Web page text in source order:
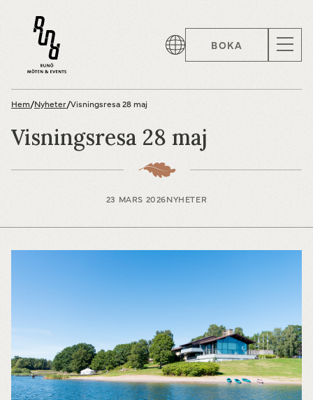
BOKA
Hem/Nyheter/Visningsresa 28 maj
Visningsresa 28 maj
23 MARS 2026NYHETER